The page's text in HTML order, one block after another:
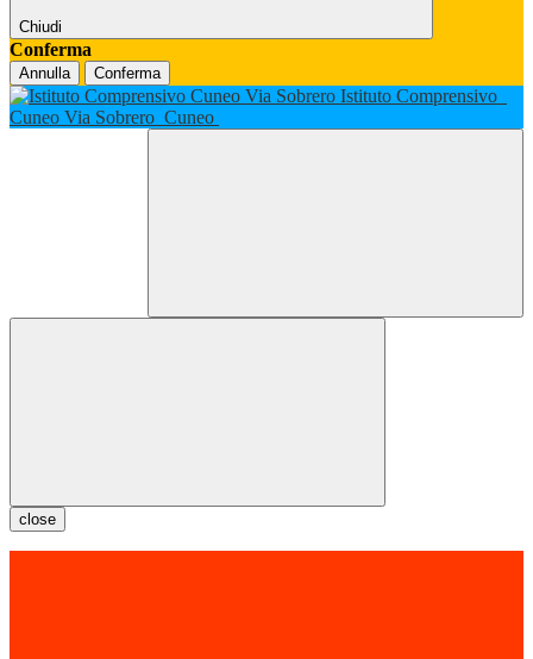
Chiudi
Conferma
Annulla Conferma
Istituto Comprensivo
Cuneo Via Sobrero Cuneo
close